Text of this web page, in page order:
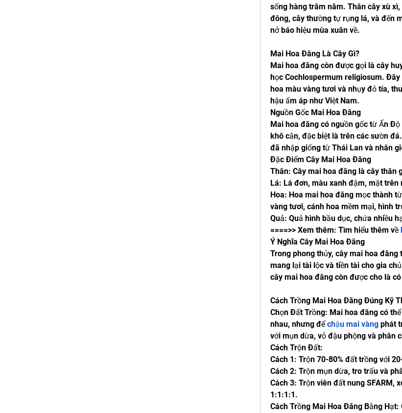
sống hàng trăm năm. Thân cây xù
đông, cây thường tự rụng lá, và đến
nở báo hiệu mùa xuân về.
Mai Hoa Đăng Là Cây Gì?
Mai hoa đăng còn được gọi là cây
học Cochlospermum religiosum.
hoa màu vàng tươi và nhụy đỏ tía,
hậu ấm áp như Việt Nam.
Nguồn Gốc Mai Hoa Đăng
Mai hoa đăng có nguồn gốc từ Ấn
khô cằn, đặc biệt là trên các sườn
đã nhập giống từ Thái Lan và nhân
Đặc Điểm Cây Mai Hoa Đăng
Thân: Cây mai hoa đăng là cây thân
Lá: Lá đơn, màu xanh đậm, mặt
Hoa: Hoa mai hoa đăng mọc thành
vàng tươi, cánh hoa mềm mại, hình
Quả: Quả hình bầu dục, chứa nhiều
====>> Xem thêm: Tìm hiểu thêm về
Ý Nghĩa Cây Mai Hoa Đăng
Trong phong thủy, cây mai hoa
mang lại tài lộc và tiền tài cho gia
cây mai hoa đăng còn được cho là
Cách Trồng Mai Hoa Đăng Đúng Kỹ
Chọn Đất Trồng: Mai hoa đăng có
nhau, nhưng để chậu mai vàng phát
với mụn dừa, vỏ đậu phộng và phân
Cách Trộn Đất:
Cách 1: Trộn 70-80% đất trồng với
Cách 2: Trộn mụn dừa, tro trấu và
Cách 3: Trộn viên đất nung SFARM,
1:1:1:1.
Cách Trồng Mai Hoa Đăng Bằng